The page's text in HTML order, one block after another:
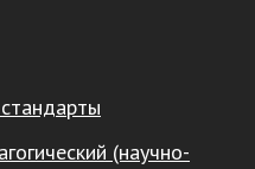
(научно-